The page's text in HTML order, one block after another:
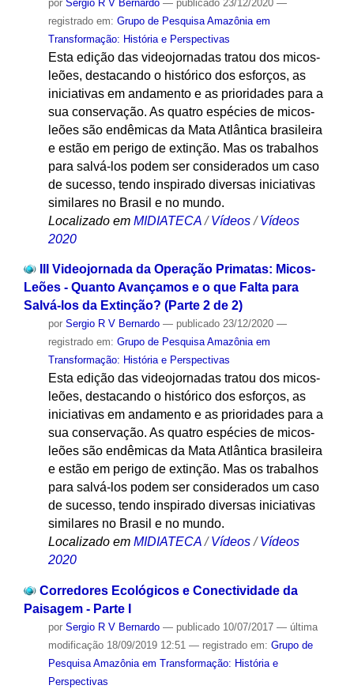
por Sergio R V Bernardo — publicado23/12/2020 —
registrado em: Grupo de Pesquisa Amazônia em
Transformação: História e Perspectivas
Esta edição das videojornadas tratou dos micos-
leões, destacando o histórico dos esforços, as
iniciativas em andamento e as prioridades para a
sua conservação. As quatro espécies de micos-
leões são endêmicas da Mata Atlântica brasileira
e estão em perigo de extinção. Mas os trabalhos
para salvá-los podem ser considerados um caso
de sucesso, tendo inspirado diversas iniciativas
similares no Brasil e no mundo.
Localizado em MIDIATECA /Vídeos /Vídeos
2020
III Videojornada da Operação Primatas: Micos-
Leões - Quanto Avançamos e o que Falta para
Salvá-los da Extinção? (Parte 2 de 2)
por Sergio R V Bernardo — publicado23/12/2020 —
registrado em: Grupo de Pesquisa Amazônia em
Transformação: História e Perspectivas
Esta edição das videojornadas tratou dos micos-
leões, destacando o histórico dos esforços, as
iniciativas em andamento e as prioridades para a
sua conservação. As quatro espécies de micos-
leões são endêmicas da Mata Atlântica brasileira
e estão em perigo de extinção. Mas os trabalhos
para salvá-los podem ser considerados um caso
de sucesso, tendo inspirado diversas iniciativas
similares no Brasil e no mundo.
Localizado em MIDIATECA / Vídeos / Vídeos
2020
Corredores Ecológicos e Conectividade da
Paisagem - Parte I
por Sergio R V Bernardo — publicado10/07/2017 — última
modificação18/09/2019 12:51 — registrado em: Grupo de
Pesquisa Amazônia em Transformação: História e
Perspectivas